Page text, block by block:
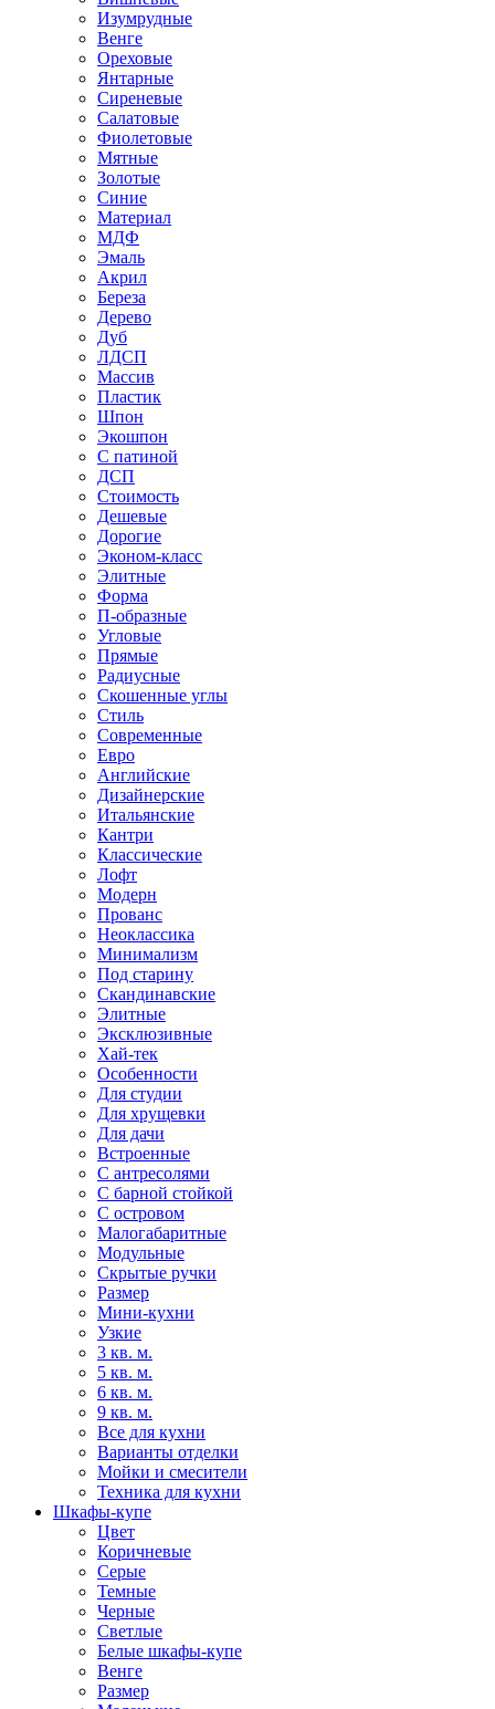
Изумрудные
Венге
Ореховые
Янтарные
Сиреневые
Салатовые
Фиолетовые
Мятные
Золотые
Синие
Материал
МДФ
Эмаль
Акрил
Береза
Дерево
Дуб
ЛДСП
Массив
Пластик
Шпон
Экошпон
С патиной
ДСП
Стоимость
Дешевые
Дорогие
Эконом-класс
Элитные
Форма
П-образные
Угловые
Прямые
Радиусные
Скошенные углы
Стиль
Современные
Евро
Английские
Дизайнерские
Итальянские
Кантри
Классические
Лофт
Модерн
Прованс
Неоклассика
Минимализм
Под старину
Скандинавские
Элитные
Эксклюзивные
Хай-тек
Особенности
Для студии
Для хрущевки
Для дачи
Встроенные
С антресолями
С барной стойкой
С островом
Малогабаритные
Модульные
Скрытые ручки
Размер
Мини-кухни
Узкие
3 кв. м.
5 кв. м.
6 кв. м.
9 кв. м.
Все для кухни
Варианты отделки
Мойки и смесители
Техника для кухни
Шкафы-купе
Цвет
Коричневые
Серые
Темные
Черные
Светлые
Белые шкафы-купе
Венге
Размер